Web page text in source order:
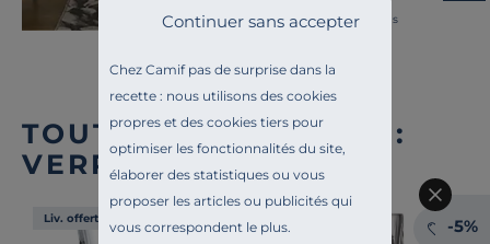
Chez Camif pas de surprise dans la
recette : nous utilisons des cookies
propres et des cookies tiers pour
optimiser les fonctionnalités du site,
élaborer des statistiques ou vous
proposer les articles ou publicités qui
vous correspondent le plus.
Continuer sans accepterFrançais
TOUTE NOTRE OFFRE :
VERRES
Liv. offerte -5%